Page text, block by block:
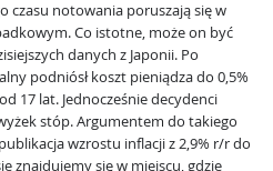
czasu notowania poruszają się w
Co istotne, może on być
danych z Japonii. Po
podniósł koszt pieniądza do 0,5%
17 lat. Jednocześnie decydenci
stóp. Argumentem do takiego
wzrostu inflacji z 2,9% r/r do
znajdujemy się w miejscu, gdzie